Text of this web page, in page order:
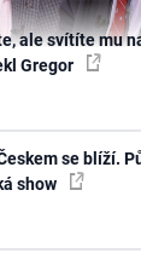
ale svítíte mu
Gregor
se blíží.
show